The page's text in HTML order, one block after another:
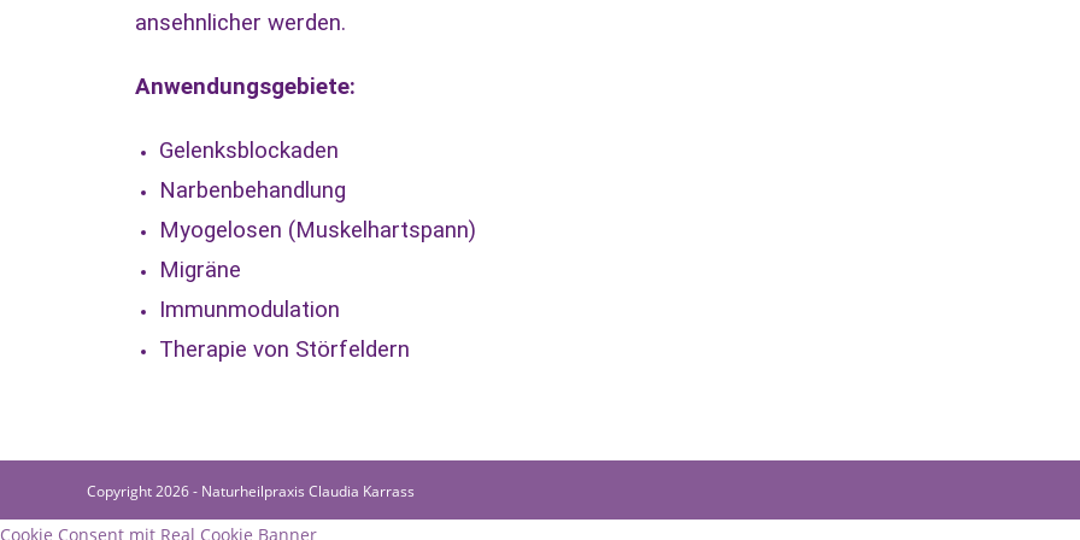
ansehnlicher werden.
Anwendungsgebiete:
Gelenksblockaden
Narbenbehandlung
Myogelosen (Muskelhartspann)
Migräne
Immunmodulation
Therapie von Störfeldern
Copyright 2026 - Naturheilpraxis Claudia Karrass
Cookie Consent mit Real Cookie Banner